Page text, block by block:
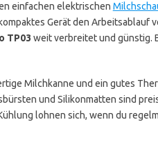
einfachen elektrischen
Gerät den Arbeitsablauf
TP03 weit verbreitet und günstig.
Milchkanne und ein gutes
und Silikonmatten sind
lohnen sich, wenn du